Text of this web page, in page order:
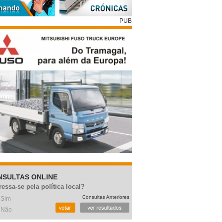
PUB
ONLINE
se pela política local?
Sim
Não
Consultas Anteriores